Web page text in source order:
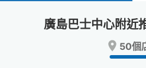
date.
a
date.
廣島巴士中心附近
50個